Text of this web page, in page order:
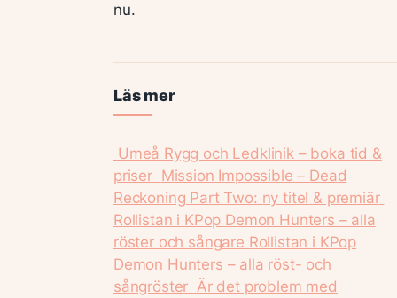
nu.
Läs mer
Umeå Rygg och Ledklinik – boka tid &
priser Mission Impossible – Dead
Reckoning Part Two: ny titel & premiär
Rollistan i KPop Demon Hunters – alla
röster och sångare Rollistan i KPop
Demon Hunters – alla röst- och
sångröster Är det problem med